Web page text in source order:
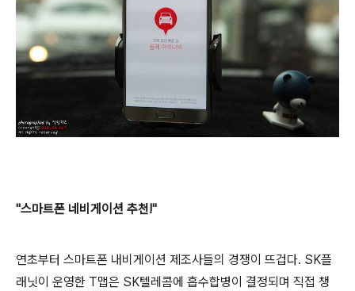
"스마트폰 네비게이션 추천!"
연초부터 스마트폰 내비게이션 제조사들의 경쟁이 뜨겁다. SK플
래닛이 운영한 T맵은 SK텔레콤에 흡수합병이 결정되며 직접 챙